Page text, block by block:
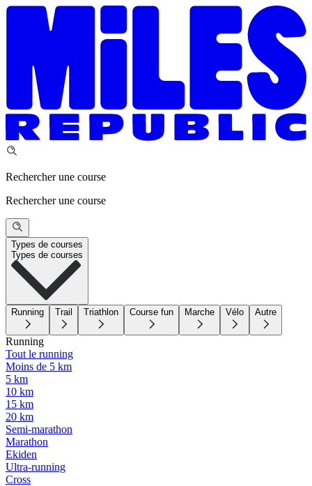
Rechercher une course
Rechercher une course
Types de courses
Types de courses
Running Trail Triathlon Course fun Marche Vélo Autre
Running
Tout le running
Moins de 5 km
5 km
10 km
15 km
20 km
Semi-marathon
Marathon
Ekiden
Ultra-running
Cross